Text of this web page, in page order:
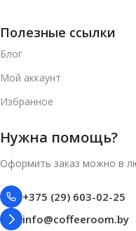
Полезные ссылки
Блог
Мой аккаунт
Избранное
Нужна помощь?
Оформить заказ можно в
+375 (29) 603-02-25
info@coffeeroom.by